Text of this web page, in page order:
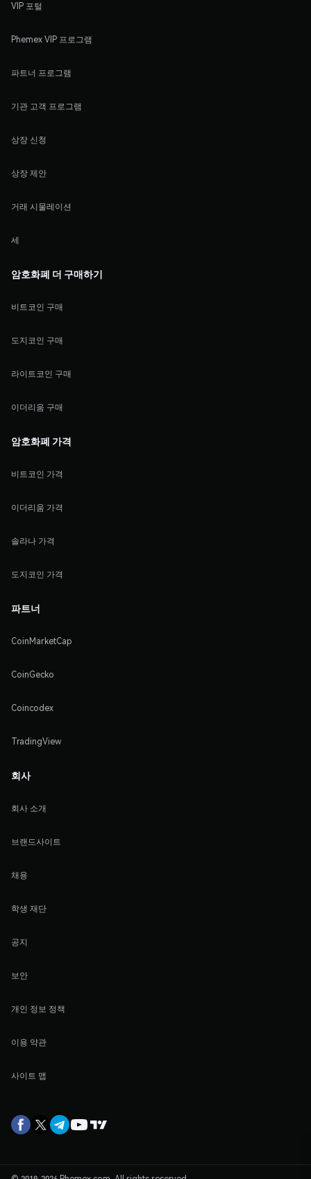
VIP 포털
Phemex VIP 프로그램
파트너 프로그램
기관 고객 프로그램
상장 신청
상장 제안
거래 시물레이션
세
암호화폐 더 구매하기
비트코인 구매
도지코인 구매
라이트코인 구매
이더리움 구매
암호화폐 가격
비트코인 가격
이더리움 가격
솔라나 가격
도지코인 가격
파트너
CoinMarketCap
CoinGecko
Coincodex
TradingView
회사
회사 소개
브랜드사이트
채용
학생 재단
공지
보안
개인 정보 정책
이용 약관
사이트 맵